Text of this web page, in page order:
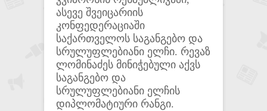
ასევე შვეიცარიის
კონფედერაციაში
საქართველოს საგანგებო და
სრულუფლებიანი ელჩი. რევაზ
ლომინაძეს მინიჭებული აქვს
საგანგებო და
სრულუფლებიანი ელჩის
დიპლომატიური რანგი.